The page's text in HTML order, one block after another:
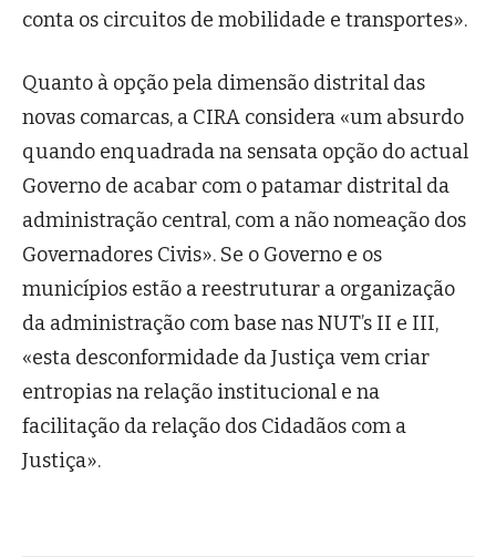
conta os circuitos de mobilidade e transportes».
Quanto à opção pela dimensão distrital das
novas comarcas, a CIRA considera «um absurdo
quando enquadrada na sensata opção do actual
Governo de acabar com o patamar distrital da
administração central, com a não nomeação dos
Governadores Civis». Se o Governo e os
municípios estão a reestruturar a organização
da administração com base nas NUT’s II e III,
«esta desconformidade da Justiça vem criar
entropias na relação institucional e na
facilitação da relação dos Cidadãos com a
Justiça».